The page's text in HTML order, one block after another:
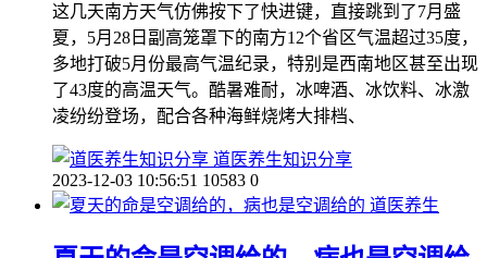
这几天南方天气仿佛按下了快进键，直接跳到了7月盛
夏，5月28日副高笼罩下的南方12个省区气温超过35度，
多地打破5月份最高气温纪录，特别是西南地区甚至出现
了43度的高温天气。酷暑难耐，冰啤酒、冰饮料、冰激
凌纷纷登场，配合各种海鲜烧烤大排档、
道医养生知识分享
2023-12-03 10:56:51 10583 0
道医养生